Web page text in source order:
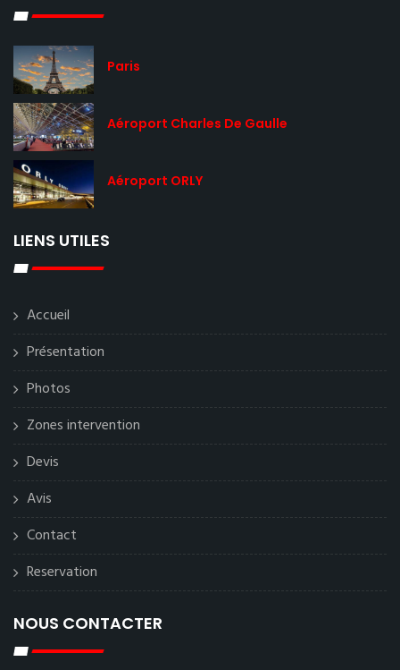
Paris
Aéroport Charles De Gaulle
Aéroport ORLY
LIENS UTILES
Accueil
Présentation
Photos
Zones intervention
Devis
Avis
Contact
Reservation
NOUS CONTACTER